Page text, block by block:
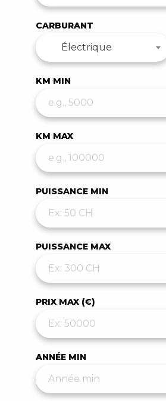
CARBURANT
Électrique
KM MIN
KM MAX
PUISSANCE MIN
PUISSANCE MAX
PRIX MAX (€)
ANNÉE MIN